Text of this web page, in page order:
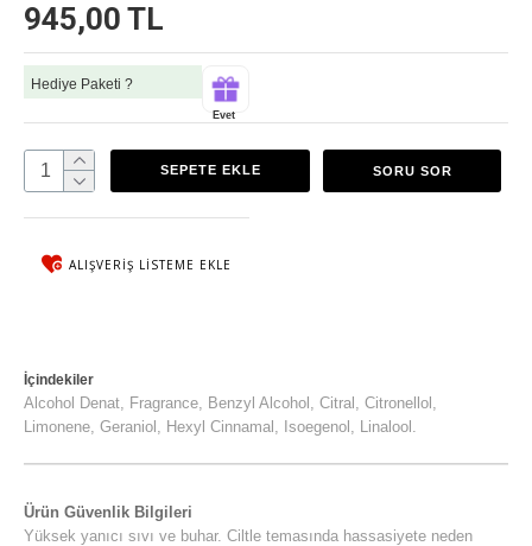
945,00 TL
Hediye Paketi ?
Evet
SEPETE EKLE SORU SOR
ALIŞVERIŞ LISTEME EKLE
Ürün Güvenlik Bilgileri
Yüksek yanıcı sıvı ve buhar. Ciltle temasında hassasiyete neden
İçindekiler
Alcohol Denat, Fragrance, Benzyl Alcohol, Citral, Citronellol,
Limonene, Geraniol, Hexyl Cinnamal, Isoegenol, Linalool.